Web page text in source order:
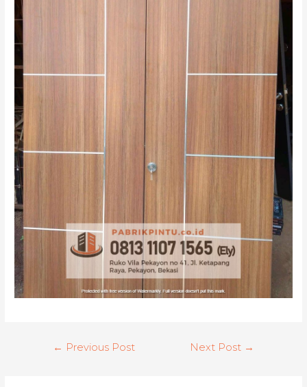
← Previous Post Next Post →